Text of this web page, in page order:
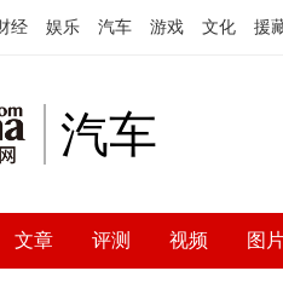
经 娱乐 汽车 游戏 文化 援
汽车
文章 评测 视频 图